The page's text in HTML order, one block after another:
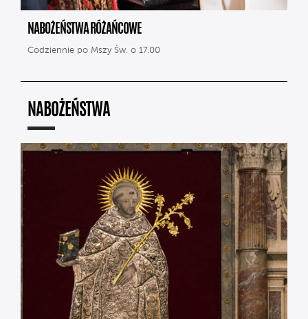
NABOŻEŃSTWA RÓŻAŃCOWE
Codziennie po Mszy Św. o 17.00
NABOŻEŃSTWA